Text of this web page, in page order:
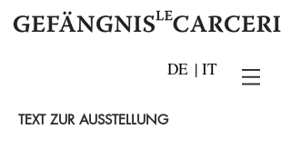
DE | IT
TEXT ZUR AUSSTELLUNG